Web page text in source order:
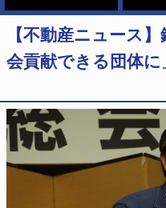
【不動産ニュース
会貢献できる団体